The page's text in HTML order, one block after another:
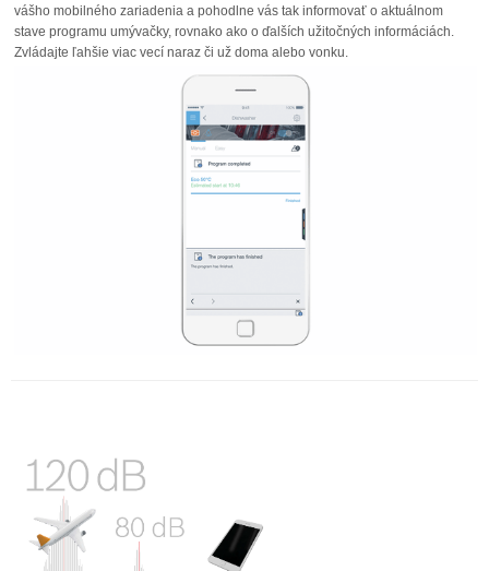
vášho mobilného zariadenia a pohodlne vás tak informovať o aktuálnom
stave programu umývačky, rovnako ako o ďalších užitočných informáciách.
Zvládajte ľahšie viac vecí naraz či už doma alebo vonku.